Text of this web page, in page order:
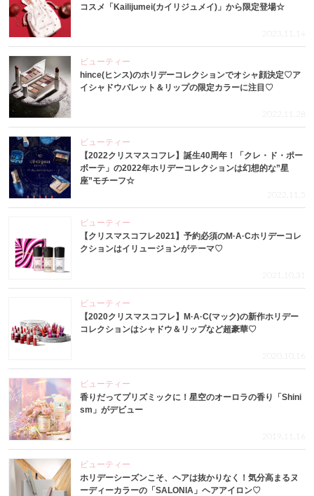
コスメ「Kailijumei(カイリジュメイ)」から限定登場☆
2023.11.14
ビューティー
hince(ヒンス)のホリデーコレクションでオシャ顔決定♡ア
イシャドウパレット＆リップの限定カラーに注目♡
2022.11.28
ビューティー
【2022クリスマスコフレ】誕生40周年！「クレ・ド・ポー
ボーテ」の2022年ホリデーコレクションは幻想的な”星
座”モチーフ☆
2022.11.5
ビューティー
【クリスマスコフレ2021】予約必須のM·A·Cホリデーコレ
クションはイリュージョンがテーマ♡
2021.10.31
ビューティー
【2020クリスマスコフレ】M·A·C(マック)の新作ホリデー
コレクションはシャドウ＆リップなど超豪華♡
2020.10.16
ビューティー
香りだってプリズミックに！星空のオーロラの香り「Shini
sm」がデビュー
2019.11.16
ビューティー
ホリデーシーズンこそ、ヘアは抜かりなく！気分高まるヌ
ーディーカラーの「SALONIA」ヘアアイロン♡